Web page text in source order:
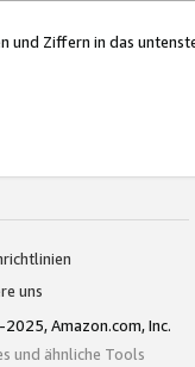
und Ziffern in das
uns
Amazon.com, Inc.
und ähnliche Tools